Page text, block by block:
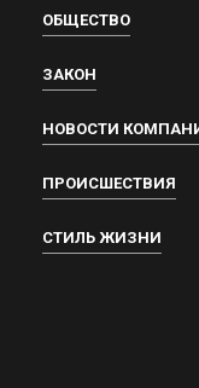
ОБЩЕСТВО
ЗАКОН
НОВОСТИ
ПРОИСШЕСТВИЯ
СТИЛЬ ЖИЗНИ